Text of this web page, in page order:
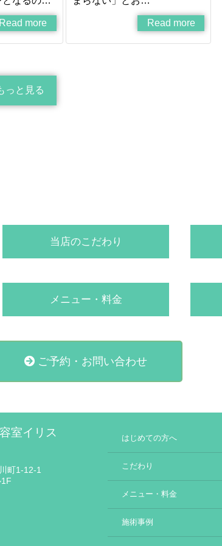
Read more Read more
っと見る
当店のこだわり
メニュー・料金
ご予約・お問い合わせ
室イリス
町1-12-1
はじめての方へ
こだわり
メニュー・料金
施術事例